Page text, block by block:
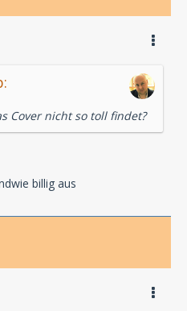
Cover nicht so toll findet?
billig aus